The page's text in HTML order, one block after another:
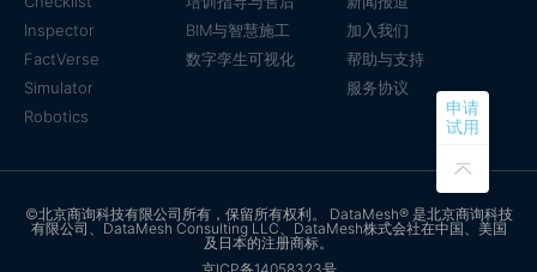
申请
试用
Inspector
FactVerse
Simulator
Robotics
BIM与智慧施工
数字孪生可视化
加入我们
帮助与支持
服务协议
©北京商询科技有限公司所有，保留所有权利。 DataMesh® 是北京商询科技
有限公司、DataMesh Consulting LLC、DataMesh株式会社在中国、美国
及日本的注册商标。